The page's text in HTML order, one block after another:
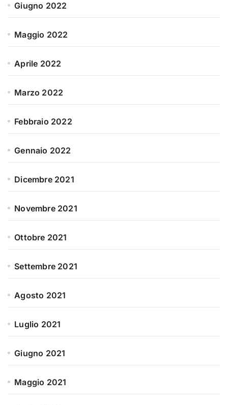
Giugno 2022
Maggio 2022
Aprile 2022
Marzo 2022
Febbraio 2022
Gennaio 2022
Dicembre 2021
Novembre 2021
Ottobre 2021
Settembre 2021
Agosto 2021
Luglio 2021
Giugno 2021
Maggio 2021